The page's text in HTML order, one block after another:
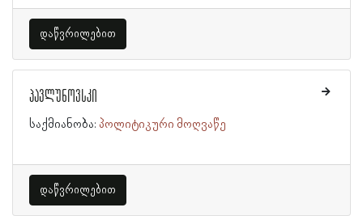
დაწვრილებით
პავლუნოვსკი
საქმიანობა: პოლიტიკური მოღვაწე
დაწვრილებით